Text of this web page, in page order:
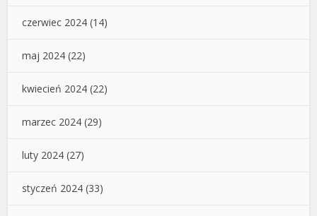
czerwiec 2024 (14)
maj 2024 (22)
kwiecień 2024 (22)
marzec 2024 (29)
luty 2024 (27)
styczeń 2024 (33)